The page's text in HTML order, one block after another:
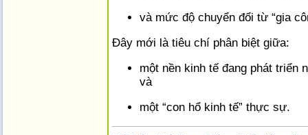
và mức độ chuyển đổi từ “gia
Đây mới là tiêu chí phân biệt giữa:
một nền kinh tế đang phát triển
và
một “con hổ kinh tế” thực sự.